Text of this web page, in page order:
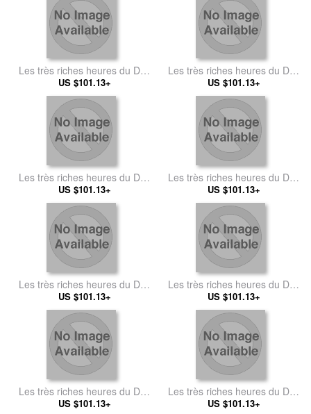
Les très riches heures du Duc
de Berry Mars (March)
US $101.13+
Les très riches heures du Duc
de Berry Janvier (January)
US $101.13+
Les très riches heures du Duc
de Berry Juin (June)
US $101.13+
Les très riches heures du Duc
de Berry Fevrier (February)
US $101.13+
Les très riches heures du Duc
de Berry Juillet (July)
US $101.13+
Les très riches heures du Duc
de Berry
US $101.13+
Les très riches heures du Duc
de Berry Mai (May)
US $101.13+
Les très riches heures du Duc
de Berry Décembre
US $101.13+